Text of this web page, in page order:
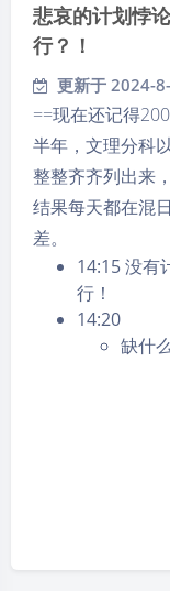
came from.
fortunately
stone,especially
other kinds.
they may also
have rotted
tools of long ago
who made them
ROBEN PLACE
polished
2025.9.7
悲哀的计划悖
行？！
更新于 2024-
==现在还记得
半年，文理分科
整整齐齐列出来
结果每天都在混
差。
14:15 没有
行！
14:20
缺什